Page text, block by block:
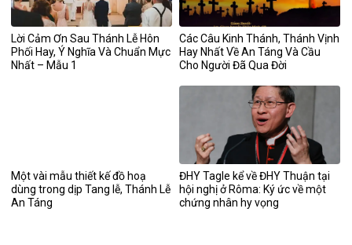
Lời Cảm Ơn Sau Thánh Lễ Hôn
Phối Hay, Ý Nghĩa Và Chuẩn Mực
Nhất – Mẫu 1
Các Câu Kinh Thánh, Thánh Vịnh
Hay Nhất Về An Táng Và Cầu
Cho Người Đã Qua Đời
Một vài mẫu thiết kế đồ hoạ
dùng trong dịp Tang lễ, Thánh Lễ
An Táng
ĐHY Tagle kể về ĐHY Thuận tại
hội nghị ở Rôma: Ký ức về một
chứng nhân hy vọng